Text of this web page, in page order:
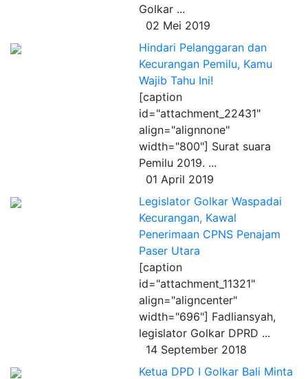
Golkar ...
02 Mei 2019
Hindari Pelanggaran dan
Kecurangan Pemilu, Kamu
Wajib Tahu Ini!
[caption
id="attachment_22431"
align="alignnone"
width="800"] Surat suara
Pemilu 2019. ...
01 April 2019
Legislator Golkar Waspadai
Kecurangan, Kawal
Penerimaan CPNS Penajam
Paser Utara
[caption
id="attachment_11321"
align="aligncenter"
width="696"] Fadliansyah,
legislator Golkar DPRD ...
14 September 2018
Ketua DPD I Golkar Bali Minta